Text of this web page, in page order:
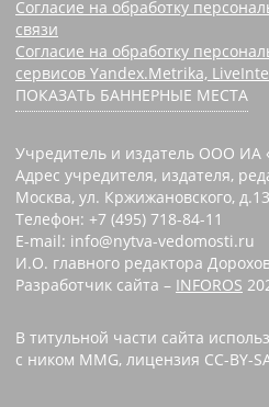
Согласие на обработку
связи
Согласие на обработку
сервисов Yandex.Metrika,
ПОКАЗАТЬ БАННЕРНЫЕ МЕСТА
Учредитель и издатель ООО ИА
Адрес учредителя, издателя,
Москва, ул. Кржижановского,
Телефон: +7 (495) 718-84-11
E-mail: info@nytva-vedomosti.ru
И.О. главного редактора
Разработчик сайта – INFOROS
В титульной части сайта
с ником MMG, лицензия CC-BY-